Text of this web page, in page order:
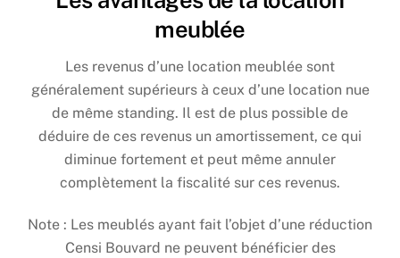
meublée
Les revenus d’une location meublée sont
généralement supérieurs à ceux d’une location nue
de même standing. Il est de plus possible de
déduire de ces revenus un amortissement, ce qui
diminue fortement et peut même annuler
complètement la fiscalité sur ces revenus.
Note : Les meublés ayant fait l’objet d’une réduction
Censi Bouvard ne peuvent bénéficier des